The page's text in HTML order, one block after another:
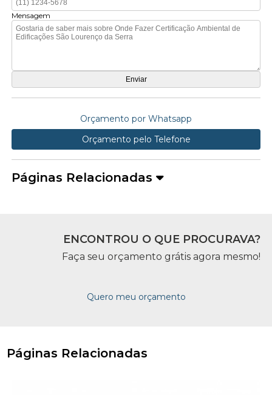
Mensagem
Orçamento por Whatsapp
Orçamento pelo Telefone
Páginas Relacionadas
ENCONTROU O QUE PROCURAVA?
Faça seu orçamento grátis agora mesmo!
Quero meu orçamento
Páginas Relacionadas